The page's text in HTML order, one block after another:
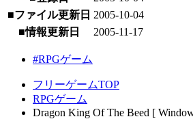
■ファイル更新日 2005-10-04
■情報更新日
2005-11-17
#RPGゲーム
フリーゲームTOP
RPGゲーム
Dragon King Of The Beed [